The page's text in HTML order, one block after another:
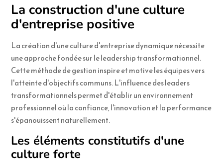
La construction d'une culture
d'entreprise positive
La création d'une culture d'entreprise dynamique nécessite
une approche fondée sur le leadership transformationnel.
Cette méthode de gestion inspire et motive les équipes vers
l'atteinte d'objectifs communs. L'influence des leaders
transformationnels permet d'établir un environnement
professionnel où la confiance, l'innovation et la performance
s'épanouissent naturellement.
Les éléments constitutifs d'une
culture forte